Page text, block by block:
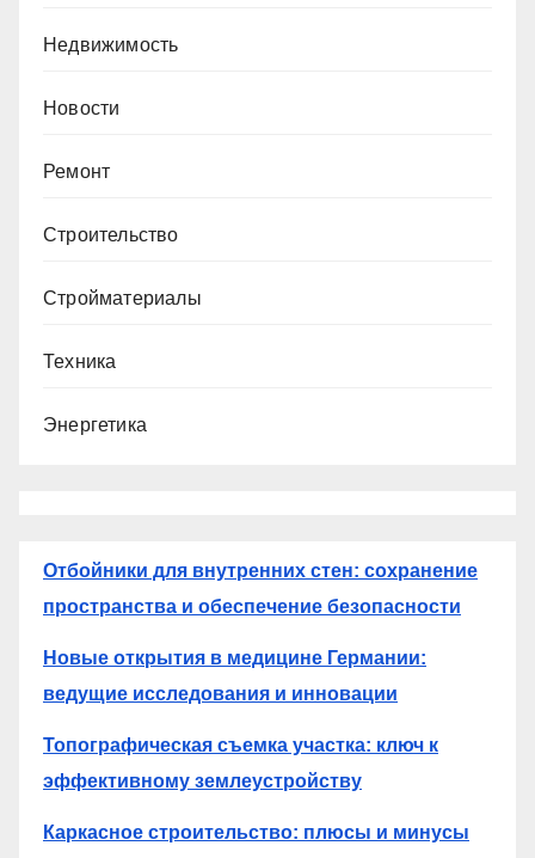
Недвижимость
Новости
Ремонт
Строительство
Стройматериалы
Техника
Энергетика
Отбойники для внутренних стен: сохранение
пространства и обеспечение безопасности
Новые открытия в медицине Германии:
ведущие исследования и инновации
Топографическая съемка участка: ключ к
эффективному землеустройству
Каркасное строительство: плюсы и минусы